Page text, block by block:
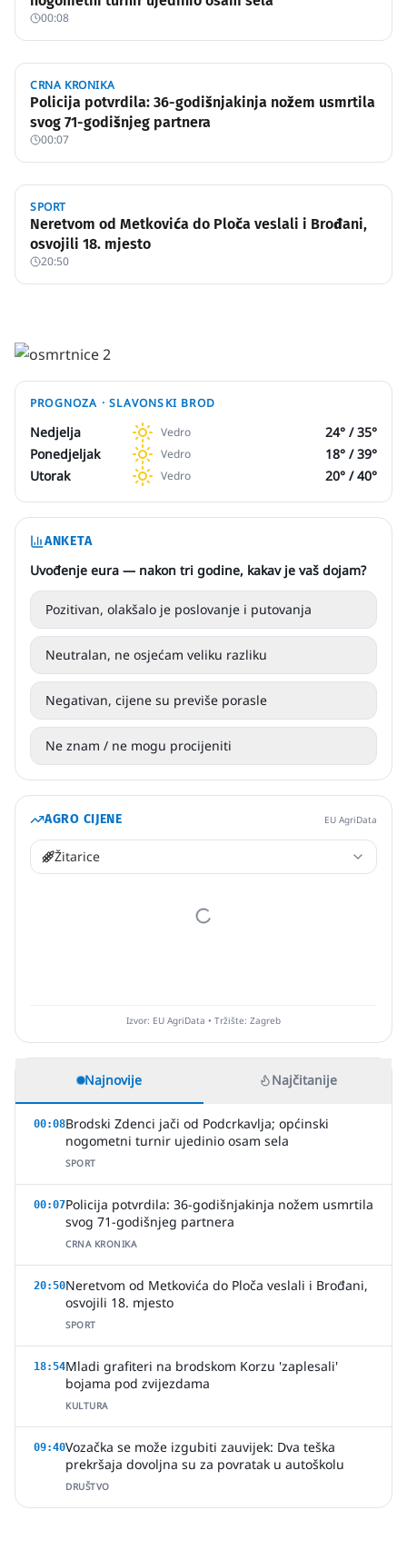
00:08
CRNA KRONIKA
Policija potvrdila: 36-godišnjakinja nožem usmrtila
svog 71-godišnjeg partnera
00:07
SPORT
Neretvom od Metkovića do Ploča veslali i Brođani,
osvojili 18. mjesto
20:50
PROGNOZA ·SLAVONSKI BROD
Nedjelja Vedro 24° /35°
Ponedjeljak
Vedro 18° /39°
Utorak
Vedro 20° /40°
ANKETA
Uvođenje eura — nakon tri godine, kakav je vaš dojam?
Pozitivan, olakšalo je poslovanje i putovanja
Neutralan, ne osjećam veliku razliku
Negativan, cijene su previše porasle
Ne znam / ne mogu procijeniti
AGRO CIJENE EU AgriData
Žitarice
Izvor: EU AgriData • Tržište: Zagreb
Najnovije Najčitanije
00:08Brodski Zdenci jači od Podcrkavlja; općinski
nogometni turnir ujedinio osam sela
SPORT
00:07Policija potvrdila: 36-godišnjakinja nožem usmrtila
svog 71-godišnjeg partnera
CRNA KRONIKA
20:50Neretvom od Metkovića do Ploča veslali i Brođani,
osvojili 18. mjesto
SPORT
18:54Mladi grafiteri na brodskom Korzu 'zaplesali'
bojama pod zvijezdama
KULTURA
09:40Vozačka se može izgubiti zauvijek: Dva teška
prekršaja dovoljna su za povratak u autoškolu
DRUŠTVO